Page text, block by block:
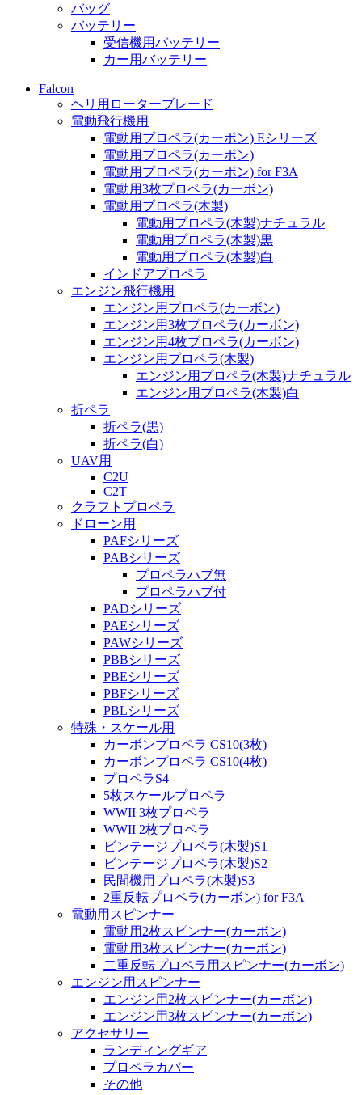
バッグ
バッテリー
受信機用バッテリー
カー用バッテリー
Falcon
ヘリ用ローターブレード
電動飛行機用
電動用プロペラ(カーボン) Eシリーズ
電動用プロペラ(カーボン)
電動用プロペラ(カーボン) for F3A
電動用3枚プロペラ(カーボン)
電動用プロペラ(木製)
電動用プロペラ(木製)ナチュラル
電動用プロペラ(木製)黒
電動用プロペラ(木製)白
インドアプロペラ
エンジン飛行機用
エンジン用プロペラ(カーボン)
エンジン用3枚プロペラ(カーボン)
エンジン用4枚プロペラ(カーボン)
エンジン用プロペラ(木製)
エンジン用プロペラ(木製)ナチュラル
エンジン用プロペラ(木製)白
折ペラ
折ペラ(黒)
折ペラ(白)
UAV用
C2U
C2T
クラフトプロペラ
ドローン用
PAFシリーズ
PABシリーズ
プロペラハブ無
プロペラハブ付
PADシリーズ
PAEシリーズ
PAWシリーズ
PBBシリーズ
PBEシリーズ
PBFシリーズ
PBLシリーズ
特殊・スケール用
カーボンプロペラ CS10(3枚)
カーボンプロペラ CS10(4枚)
プロペラS4
5枚スケールプロペラ
WWII 3枚プロペラ
WWII 2枚プロペラ
ビンテージプロペラ(木製)S1
ビンテージプロペラ(木製)S2
民間機用プロペラ(木製)S3
2重反転プロペラ(カーボン) for F3A
電動用スピンナー
電動用2枚スピンナー(カーボン)
電動用3枚スピンナー(カーボン)
二重反転プロペラ用スピンナー(カーボン)
エンジン用スピンナー
エンジン用2枚スピンナー(カーボン)
エンジン用3枚スピンナー(カーボン)
アクセサリー
ランディングギア
プロペラカバー
その他